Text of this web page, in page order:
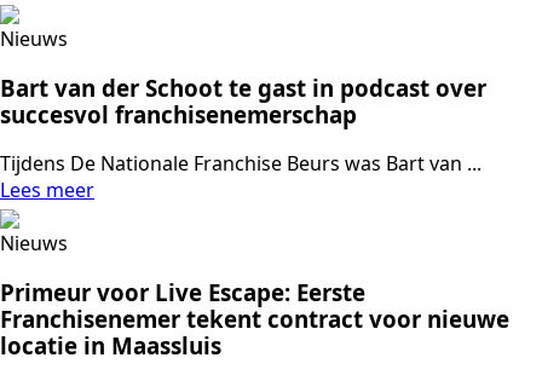
Nieuws
Bart van der Schoot te gast in podcast over
succesvol franchisenemerschap
Tijdens De Nationale Franchise Beurs was Bart van ...
Lees meer
Nieuws
Primeur voor Live Escape: Eerste
Franchisenemer tekent contract voor nieuwe
locatie in Maassluis